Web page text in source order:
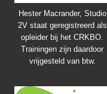
Hester Macrander, Studio
2V staat geregistreerd als
opleider bij het CRKBO.
Trainingen zijn daardoor
vrijgesteld van btw.